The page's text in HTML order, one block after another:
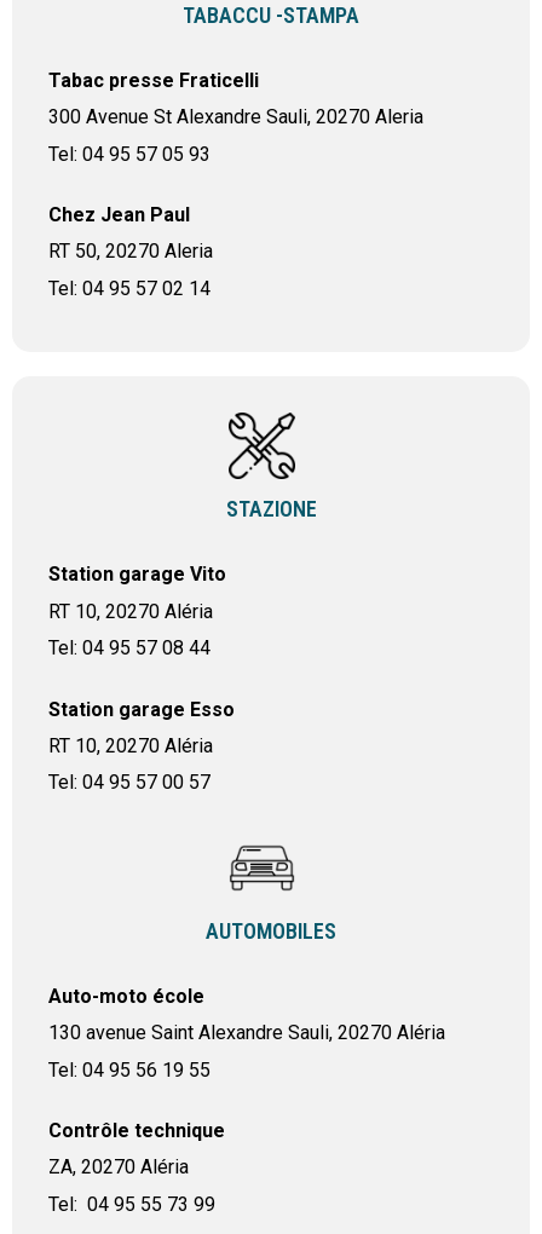
TABACCU -STAMPA
Tabac presse Fraticelli
300 Avenue St Alexandre Sauli, 20270 Aleria
Tel: 04 95 57 05 93
Chez Jean Paul
RT 50, 20270 Aleria
Tel: 04 95 57 02 14
STAZIONE
Station garage Vito
RT 10, 20270 Aléria
Tel: 04 95 57 08 44
Station garage Esso
RT 10, 20270 Aléria
Tel: 04 95 57 00 57
AUTOMOBILES
Auto-moto école
130 avenue Saint Alexandre Sauli, 20270 Aléria
Tel: 04 95 56 19 55
Contrôle technique
ZA, 20270 Aléria
Tel: 04 95 55 73 99